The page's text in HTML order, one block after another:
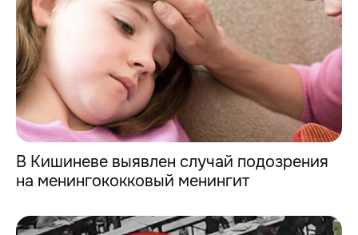
В Кишиневе выявлен случай подозрения
на менингококковый менингит